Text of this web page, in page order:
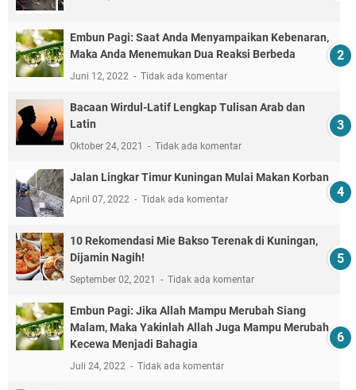
Embun Pagi: Saat Anda Menyampaikan Kebenaran,
Maka Anda Menemukan Dua Reaksi Berbeda
Juni 12, 2022 Tidak ada komentar
Bacaan Wirdul-Latif Lengkap Tulisan Arab dan
Latin
Oktober 24, 2021 Tidak ada komentar
Jalan Lingkar Timur Kuningan Mulai Makan Korban
April 07, 2022 Tidak ada komentar
10 Rekomendasi Mie Bakso Terenak di Kuningan,
Dijamin Nagih!
September 02, 2021 Tidak ada komentar
Embun Pagi: Jika Allah Mampu Merubah Siang
Malam, Maka Yakinlah Allah Juga Mampu Merubah
Kecewa Menjadi Bahagia
Juli 24, 2022 Tidak ada komentar